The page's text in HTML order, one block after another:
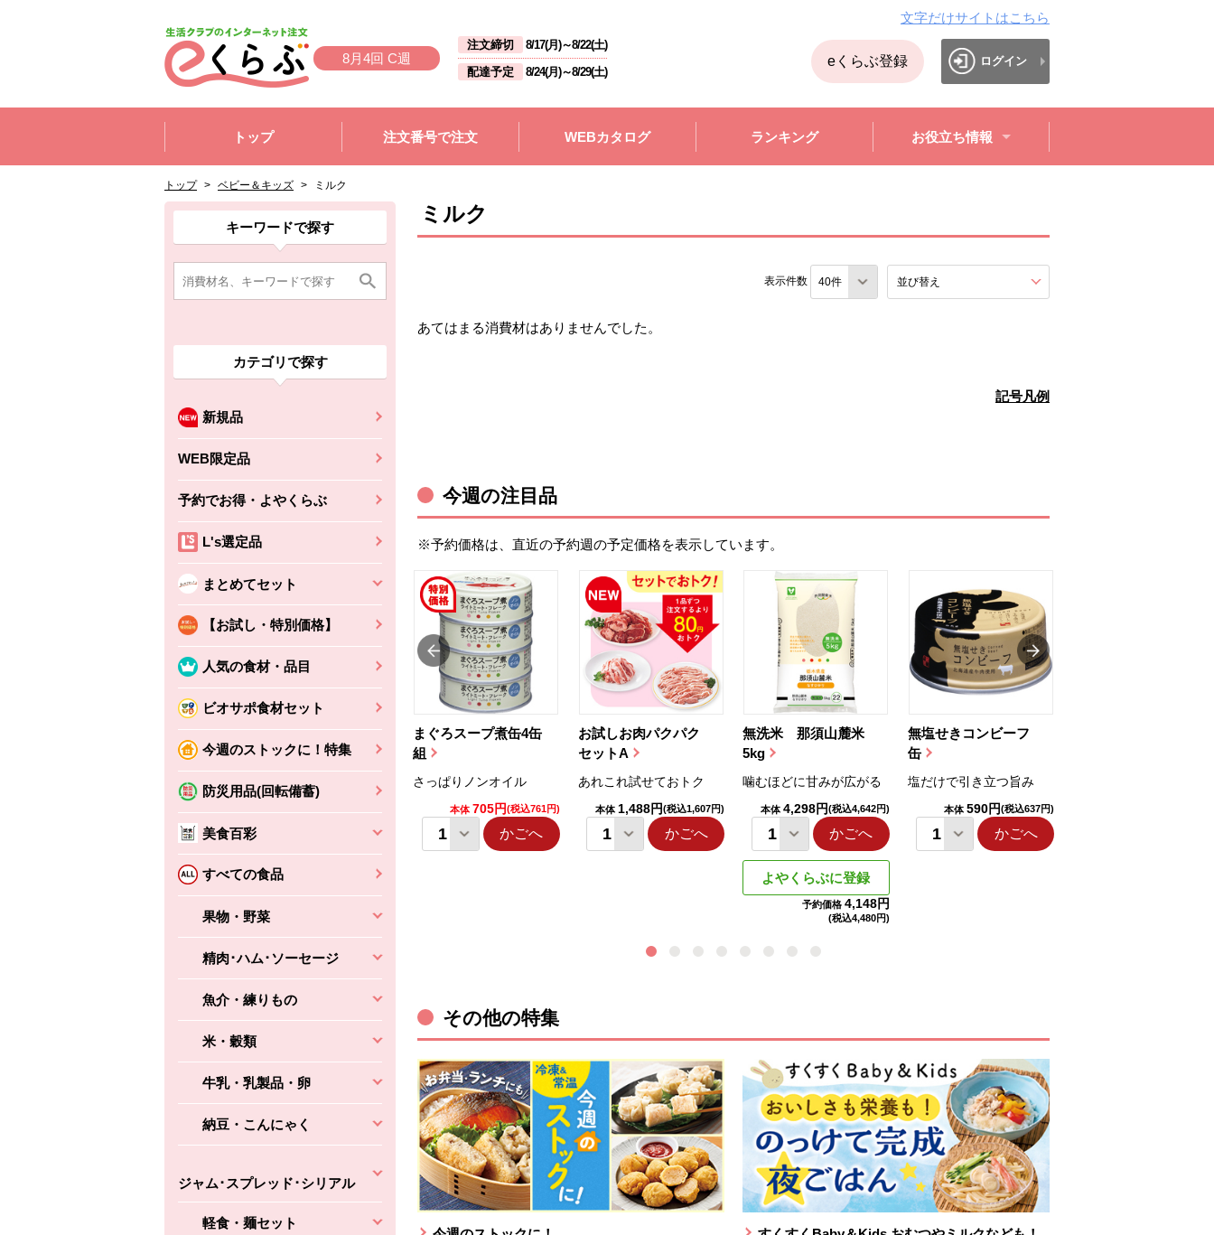
8月4回 C週
注文締切 8/17(月)～8/22(土)
配達予定
8/24(月)～8/29(土)
文字だけサイトはこちら
eくらぶ登録 ログイン
トップ
注文番号で注文 WEBカタログ ランキング お役立ち情報
トップ > ベビー＆キッズ > ミルク
ここから消費材検索メニューです。
キーワードで探す
カテゴリで探す
新規品
WEB限定品
予約でお得・よやくらぶ
L's選定品
まとめてセット
【お試し・特別価格】
人気の食材・品目
ビオサポ食材セット
今週のストックに！特集
防災用品(回転備蓄)
美食百彩
すべての食品
果物・野菜
精肉･ハム･ソーセージ
魚介・練りもの
米・穀類
牛乳・乳製品・卵
納豆・こんにゃく
ジャム･スプレッド･シリアル
軽食・麺セット
消費材検索メニューここまで。
ここから本文です。
ここから組合員向けメニューです。
組合員向けメニューここまで。
ここから本文です。 ミルク
表示件数 並び替え
あてはまる消費材はありませんでした。
記号凡例
今週の注目品
※予約価格は、直近の予約週の予定価格を表示しています。
まぐろスープ煮缶4缶
組
さっぱりノンオイル
本体 705円(税込761円)
かごへ
お試しお肉パクパク
セットA
あれこれ試せておトク
本体 1,488円(税込1,607円)
かごへ
無洗米 那須山麓米
5kg
噛むほどに甘みが広がる
本体 4,298円(税込4,642円)
かごへ
よやくらぶに登録
予約価格 4,148円
(税込4,480円)
無塩せきコンビーフ
缶
塩だけで引き立つ旨み
本体 590円(税込637円)
かごへ
ちょこっと揚げ（香
えびの風味がぶわっ！
かごへ
バルサミコ
本体2,160円 (税込2,333円)
かごへ
その他の特集